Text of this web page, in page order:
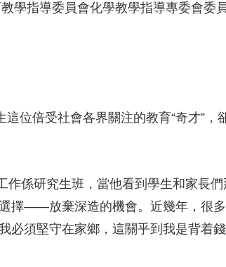
學指導委員會化學教學指導專委會委
位倍受社會各界關注的教育“奇才”，
係研究生班，當他看到學生和家長
擇——放棄深造的機會。近幾年，很
必須堅守在家鄉，這關乎到我是背着